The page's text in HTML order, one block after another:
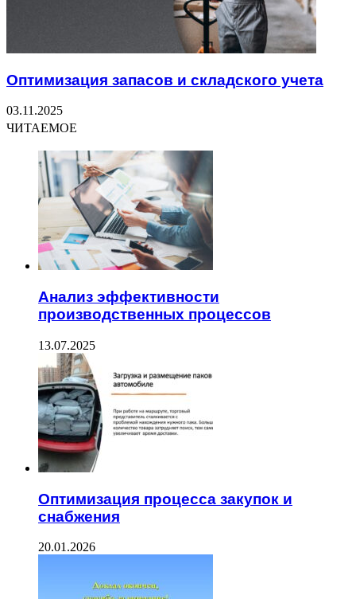
Оптимизация запасов и складского учета
03.11.2025
ЧИТАЕМОЕ
Анализ эффективности
производственных процессов
13.07.2025
Оптимизация процесса закупок и
снабжения
20.01.2026